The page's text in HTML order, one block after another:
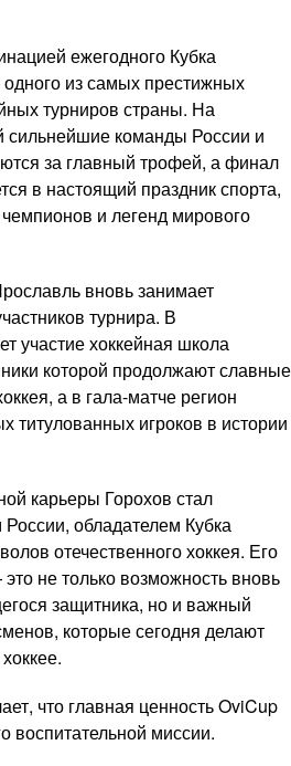
ежегодного Кубка
из самых престижных
турниров страны. На
сильнейшие команды России и
за главный трофей, а финал
в настоящий праздник спорта,
и легенд мирового
вновь занимает
турнира. В
участие хоккейная школа
которой продолжают славные
а в гала-матче регион
титулованных игроков в истории
карьеры Горохов стал
обладателем Кубка
отечественного хоккея. Его
не только возможность вновь
защитника, но и важный
которые сегодня делают
что главная ценность OviCup
воспитательной миссии.